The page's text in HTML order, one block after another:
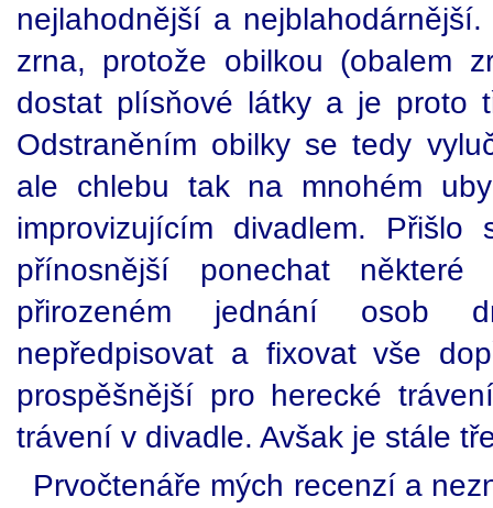
nejlahodnější a
zrna, protože obilkou (obalem
dostat plísňové látky a je proto
Odstraněním obilky se tedy
ale chlebu tak na mnohém
improvizujícím divadlem.
přínosnější ponechat
přirozeném jednání osob
nepředpisovat a fixovat vše
prospěšnější pro herecké
trávení v divadle. Avšak je stále
Prvočtenáře mých recenzí a